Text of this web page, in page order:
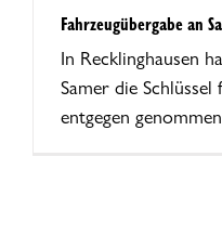
Fahrzeugübergabe an
In Recklinghausen
Samer die
entgegen